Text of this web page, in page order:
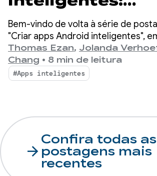
inferência
nuvem
Bem-vindo de volta à série de
"Criar apps Android inteligentes",
pegamos um app Android básico e
transformamos em uma experiência
personalizada, inteligente e com
Thomas Ezan, Jolanda
Chang • 8 min de leitura
#Apps inteligentes
arrow_forward
Confira todas as
postagens mais
recentes